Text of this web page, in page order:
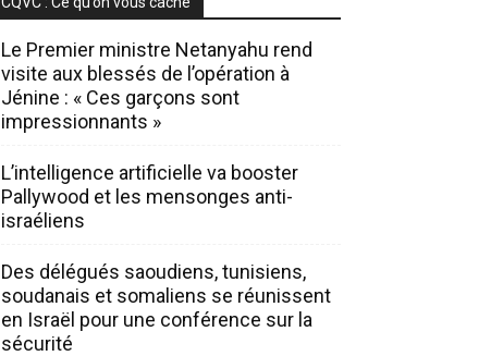
Le Premier ministre Netanyahu rend
visite aux blessés de l’opération à
Jénine : « Ces garçons sont
impressionnants »
L’intelligence artificielle va booster
Pallywood et les mensonges anti-
israéliens
Des délégués saoudiens, tunisiens,
soudanais et somaliens se réunissent
en Israël pour une conférence sur la
sécurité